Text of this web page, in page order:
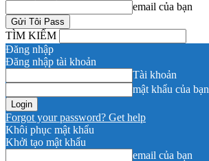
email của bạn
TÌM KIẾM
Đăng nhập
Đăng nhập tài khoản
Tài khoản
mật khẩu của bạn
Forgot your password? Get help
Khôi phục mật khẩu
Khởi tạo mật khẩu
email của bạn